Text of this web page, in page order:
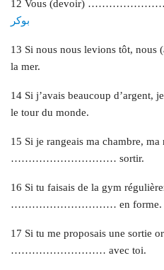
12 Vous (devoir)
بوكر
13 Si nous nous levions tôt,
la mer.
14 Si j’avais beaucoup
le tour du monde.
15 Si je rangeais ma chambre, ma
………………………… sortir.
16 Si tu faisais de la gym
………………………… en forme.
17 Si tu me proposais une sortie
……………………… avec toi.